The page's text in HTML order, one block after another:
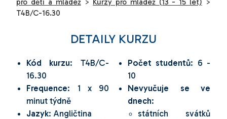
pro děti a mládež > Kurzy pro mládež (13 - 15 let) >
T4B/C-16.30
DETAILY KURZU
Kód kurzu: T4B/C-
16.30
Frequence: 1 x 90
minut týdně
Jazyk: Angličtina
Počet studentů: 6 -
10
Nevyučuje se ve
dnech:
státních svátků